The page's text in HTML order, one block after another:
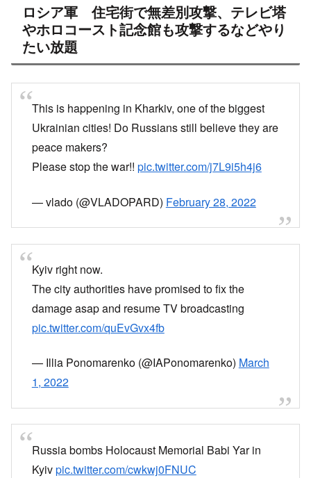
ロシア軍 住宅街で無差別攻撃、テレビ塔
やホロコースト記念館も攻撃するなどやり
たい放題
This is happening in Kharkiv, one of the biggest
Ukrainian cities! Do Russians still believe they are
peace makers?
Please stop the war!! pic.twitter.com/j7L9i5h4j6
— vlado (@VLADOPARD) February 28, 2022
Kyiv right now.
The city authorities have promised to fix the
damage asap and resume TV broadcasting
pic.twitter.com/quEvGvx4fb
— Illia Ponomarenko (@IAPonomarenko) March
1, 2022
Russia bombs Holocaust Memorial Babi Yar in
Kyivpic.twitter.com/cwkwj0FNUC